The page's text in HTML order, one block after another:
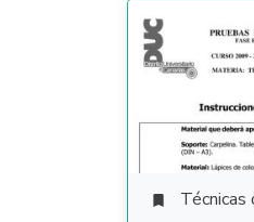
 Técnicas de